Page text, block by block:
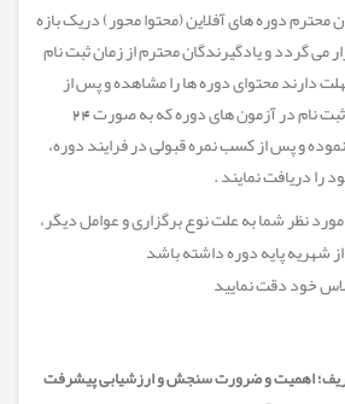
محترم دوره های آفلاین (محتوا محور) دریک بازه
روزه برگزار می گردد و یادگیرندگان محترم از زمان ثبت نام
مدت 40 روز مهلت دارند محتوای دوره ها را مشاهده و پس از
گذشت 72 ساعت از زمان ثبت نام در آزمون های دوره که به صورت 24
و پس از کسب نمره قبولی در فرایند دوره،
را دریافت نمایند.
نظر شما به علت نوع برگزاری و عوامل دیگر،
شهریه پایه دوره داشته باشد
خود دقت نمایید
اهمیت و ضرورت سنجش و ارزشیابی پیشرفت